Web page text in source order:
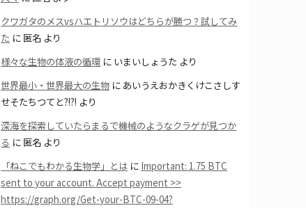
クワガタのメスvsハエトリソウはどちらが勝つ？試してみ
た に 匿名 より
様々な生物の体液の循環 に いまいしょうた より
世界最小・世界最大の生物 に あいうえおかきくけこさしす
せそたちつてと?!?! より
深海を探索していたらまるで機械のようなクラゲが見つか
る に 匿名 より
「ねこでもわかる生物学」とは に Important: 1.75 BTC
sent to your account. Accept payment >>
https://graph.org/Get-your-BTC-09-04?